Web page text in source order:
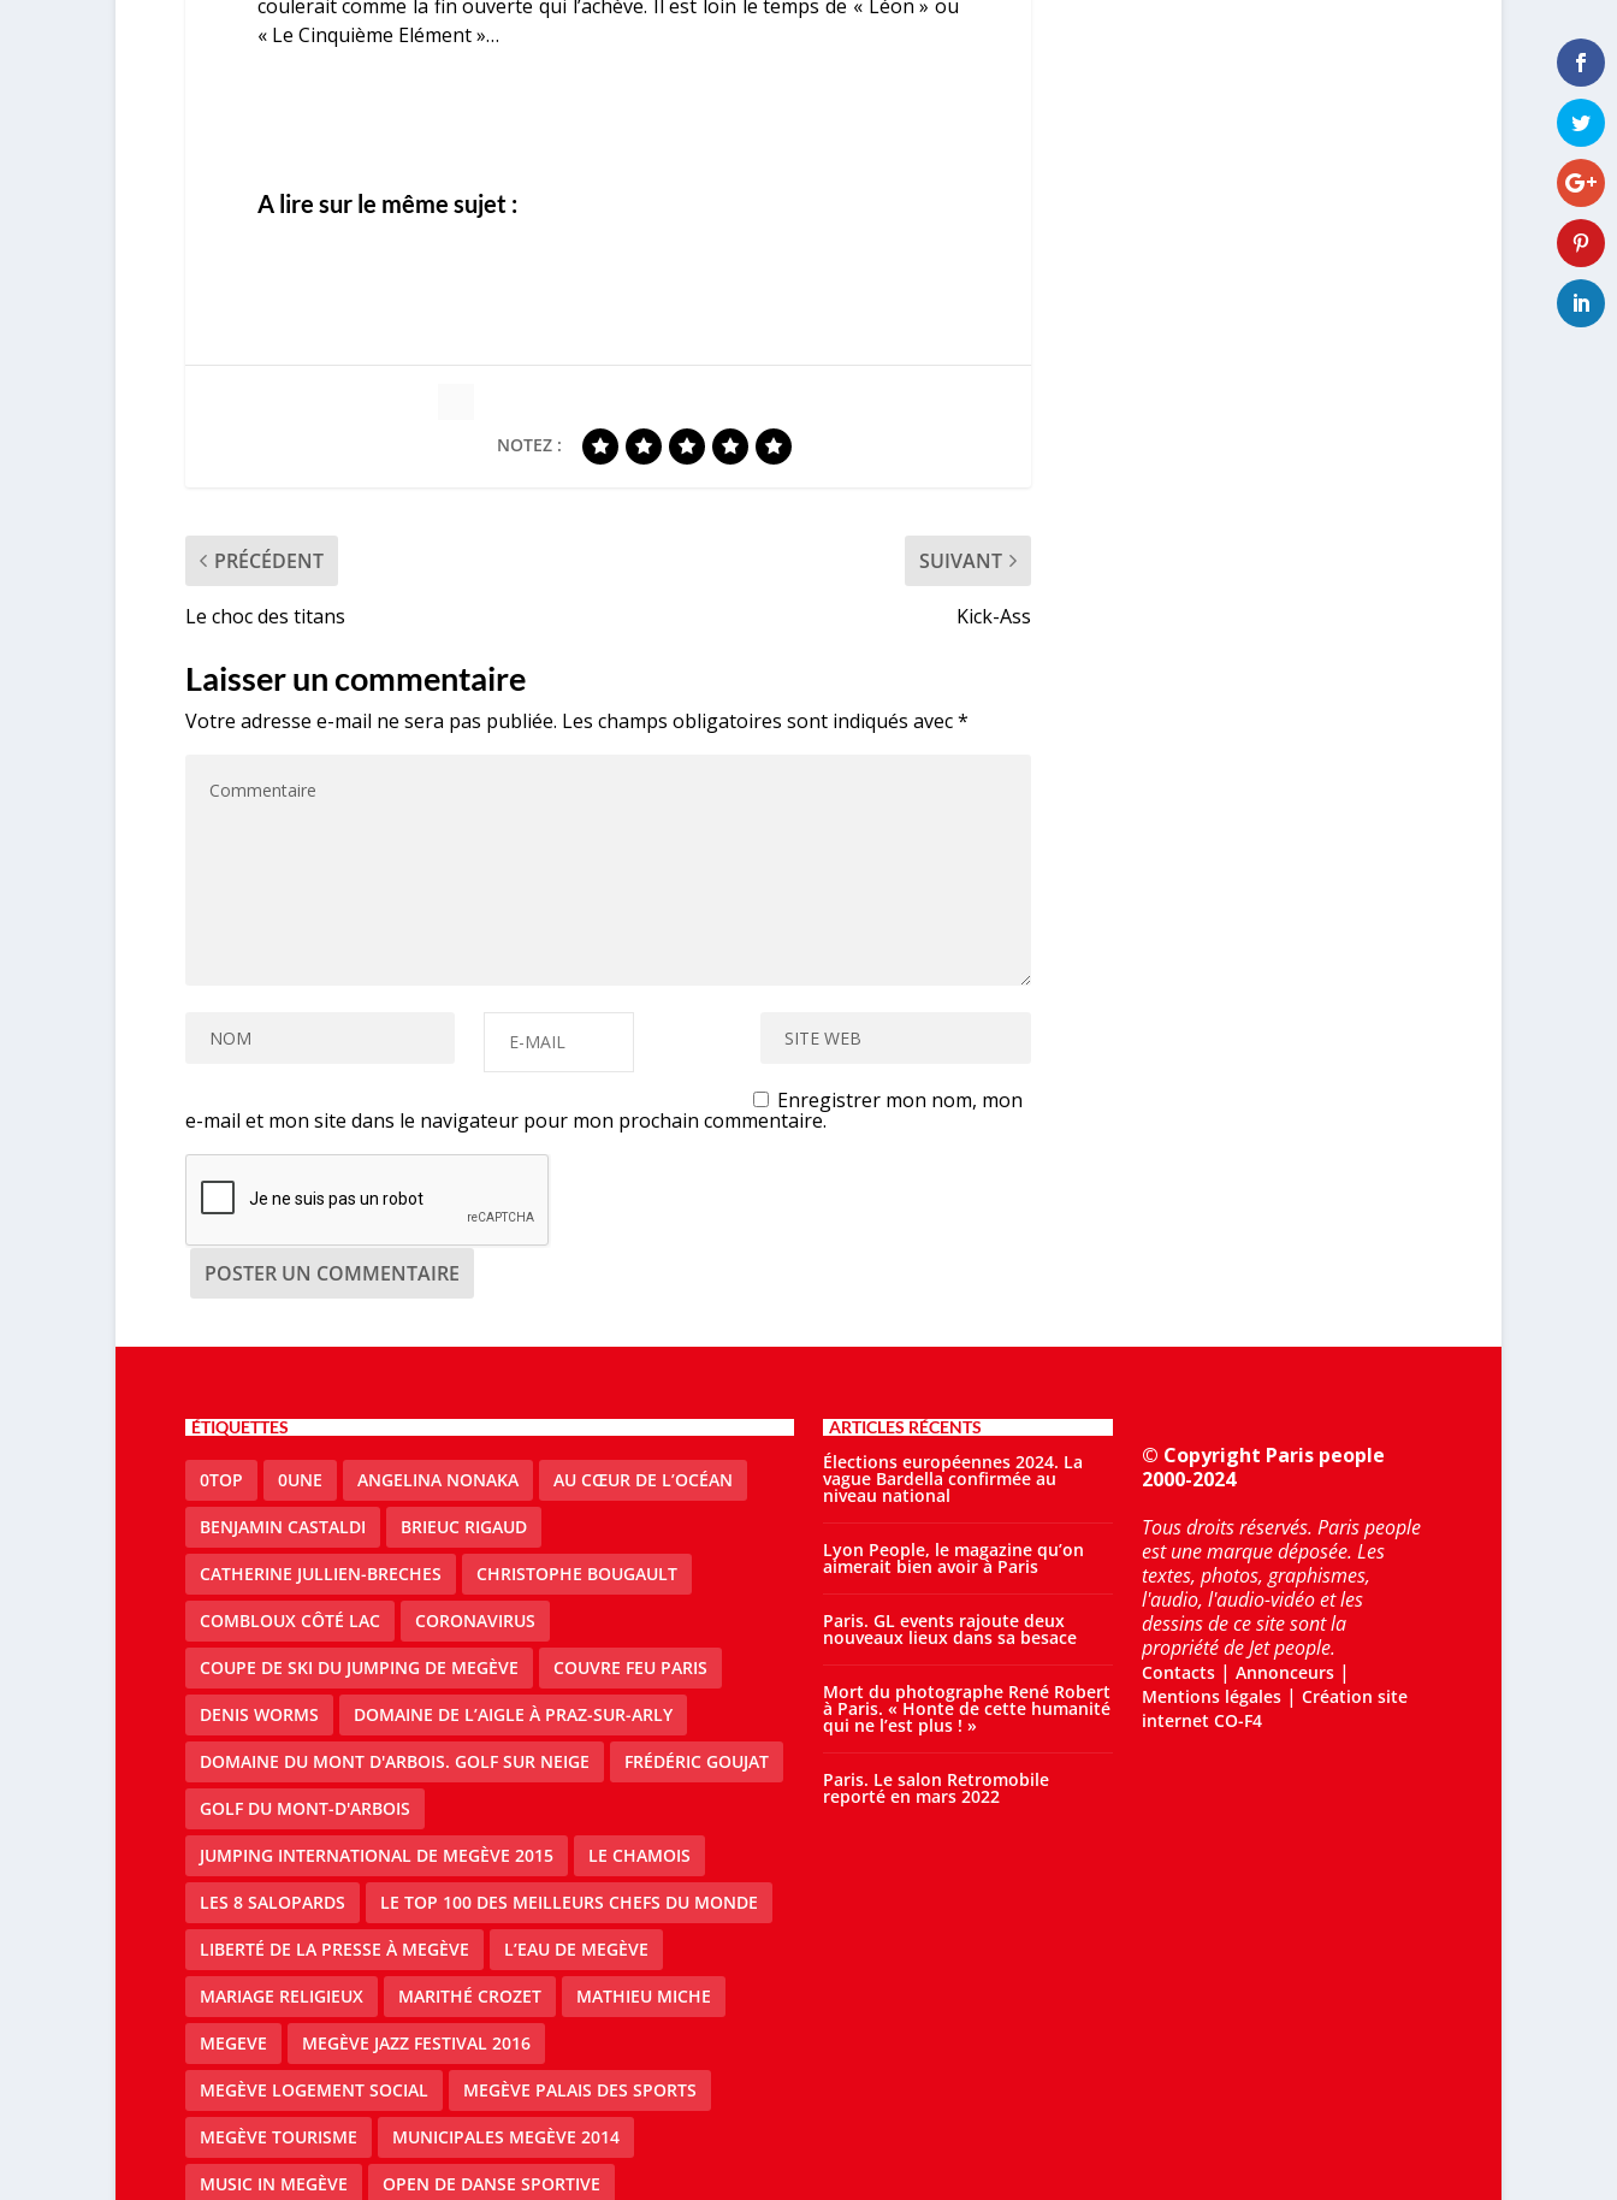
coulerait comme la fin ouverte qui l’achève. Il est loin le temps de « Léon » ou
« Le Cinquième Elément »…
A lire sur le même sujet :
NOTEZ :
PRÉCÉDENT
Le choc des titans
SUIVANT
Kick-Ass
Laisser un commentaire
Votre adresse e-mail ne sera pas publiée. Les champs obligatoires sont indiqués avec*
Enregistrer mon nom, mon
e-mail et mon site dans le navigateur pour mon prochain commentaire.
ÉTIQUETTES
0TOP 0UNE ANGELINA NONAKA AU CŒUR DE L’OCÉAN
BENJAMIN CASTALDI BRIEUC RIGAUD
CATHERINE JULLIEN-BRECHES CHRISTOPHE BOUGAULT
COMBLOUX CÔTÉ LAC CORONAVIRUS
COUPE DE SKI DU JUMPING DE MEGÈVE COUVRE FEU PARIS
DENIS WORMS DOMAINE DE L’AIGLE À PRAZ-SUR-ARLY
DOMAINE DU MONT D'ARBOIS. GOLF SUR NEIGE FRÉDÉRIC GOUJAT
GOLF DU MONT-D'ARBOIS
JUMPING INTERNATIONAL DE MEGÈVE 2015 LE CHAMOIS
LES 8 SALOPARDS LE TOP 100 DES MEILLEURS CHEFS DU MONDE
LIBERTÉ DE LA PRESSE À MEGÈVE L’EAU DE MEGÈVE
MARIAGE RELIGIEUX MARITHÉ CROZET MATHIEU MICHE
MEGEVE MEGÈVE JAZZ FESTIVAL 2016
MEGÈVE LOGEMENT SOCIAL MEGÈVE PALAIS DES SPORTS
MEGÈVE TOURISME MUNICIPALES MEGÈVE 2014
MUSIC IN MEGÈVE OPEN DE DANSE SPORTIVE
ARTICLES RÉCENTS
Élections européennes 2024. La
vague Bardella confirmée au
niveau national
Lyon People, le magazine qu’on
aimerait bien avoir à Paris
Paris. GL events rajoute deux
nouveaux lieux dans sa besace
Mort du photographe René Robert
à Paris. « Honte de cette humanité
qui ne l’est plus ! »
Paris. Le salon Retromobile
reporté en mars 2022
© Copyright Paris people
2000-2024
Tous droits réservés. Paris people
est une marque déposée. Les
textes, photos, graphismes,
l'audio, l'audio-vidéo et les
dessins de ce site sont la
propriété de Jet people.
Contacts |Annonceurs |
Mentions légales |Création site
internet CO-F4